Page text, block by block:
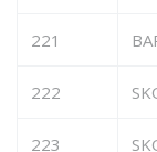
221
222
223